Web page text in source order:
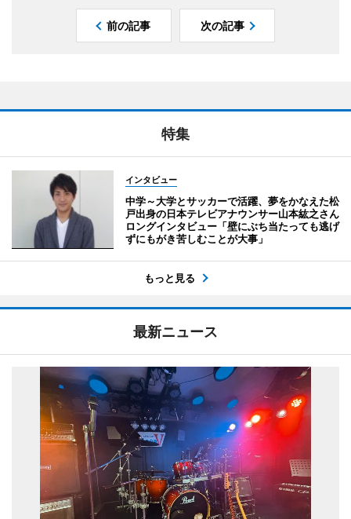
前の記事 次の記事
特集
インタビュー
中学～大学とサッカーで活躍、夢をかなえた松
戸出身の日本テレビアナウンサー山本紘之さん
ロングインタビュー「壁にぶち当たっても逃げ
ずにもがき苦しむことが大事」
もっと見る
最新ニュース